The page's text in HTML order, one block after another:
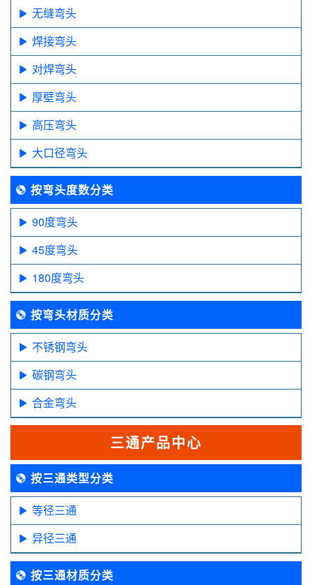
无缝弯头
焊接弯头
对焊弯头
厚壁弯头
高压弯头
大口径弯头
按弯头度数分类
90度弯头
45度弯头
180度弯头
按弯头材质分类
不锈钢弯头
碳钢弯头
合金弯头
三通产品中心
按三通类型分类
等径三通
异径三通
按三通材质分类